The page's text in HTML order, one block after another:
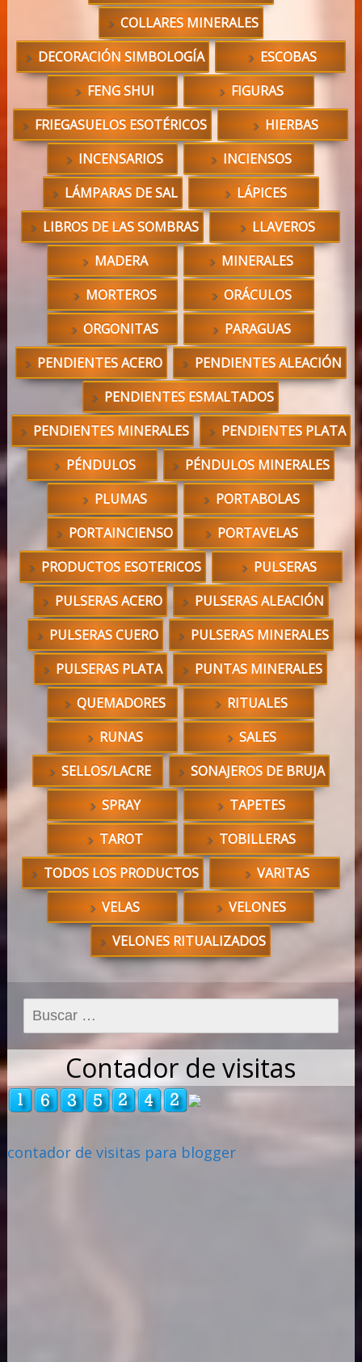
COLLARES MINERALES
DECORACIÓN SIMBOLOGÍA
ESCOBAS
FENG SHUI
FIGURAS
FRIEGASUELOS ESOTÉRICOS
HIERBAS
INCENSARIOS
INCIENSOS
LÁMPARAS DE SAL
LÁPICES
LIBROS DE LAS SOMBRAS
LLAVEROS
MADERA
MINERALES
MORTEROS
ORÁCULOS
ORGONITAS
PARAGUAS
PENDIENTES ACERO
PENDIENTES ALEACIÓN
PENDIENTES ESMALTADOS
PENDIENTES MINERALES
PENDIENTES PLATA
PÉNDULOS
PÉNDULOS MINERALES
PLUMAS
PORTABOLAS
PORTAINCIENSO
PORTAVELAS
PRODUCTOS ESOTERICOS
PULSERAS
PULSERAS ACERO
PULSERAS ALEACIÓN
PULSERAS CUERO
PULSERAS MINERALES
PULSERAS PLATA
PUNTAS MINERALES
QUEMADORES
RITUALES
RUNAS
SALES
SELLOS/LACRE
SONAJEROS DE BRUJA
SPRAY
TAPETES
TAROT
TOBILLERAS
TODOS LOS PRODUCTOS
VARITAS
VELAS
VELONES
VELONES RITUALIZADOS
Buscar:
Contador de visitas
contador de visitas para blogger